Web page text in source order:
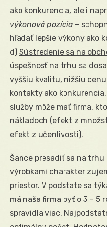
ako konkurencia, ale i
výkonová pozícia –
hľadať lepšie výkony ako
d) Sústredenie sa na
úspešnosť na trhu sa
vyššiu kvalitu, nižšiu
kontakty ako
služby môže mať firma,
nákladoch (efekt z
efekt z učenlivosti).
Šance presadiť sa na
výrobkami
priestor. V podstate sa
má naša firma byť o 3 – 5
spravidla viac.